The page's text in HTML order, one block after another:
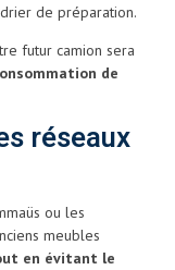
de préparation.
futur camion sera
de
réseaux
ou les
meubles
en évitant le